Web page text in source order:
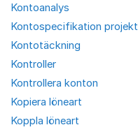
Kontoanalys
Kontospecifikation projekt
Kontotäckning
Kontroller
Kontrollera konton
Kopiera löneart
Koppla löneart